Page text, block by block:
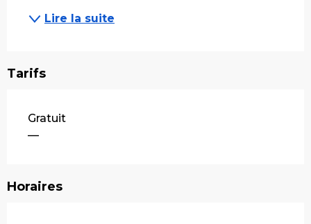
Lire la suite
Tarifs
Gratuit
—
Horaires